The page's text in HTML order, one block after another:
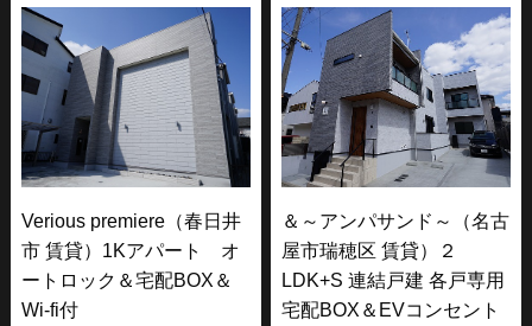
Verious premiere（春日井
市 賃貸）1Kアパート オ
ートロック＆宅配BOX＆
Wi-fi付
＆～アンパサンド～（名古
屋市瑞穂区 賃貸）２
LDK+S 連結戸建 各戸専用
宅配BOX＆EVコンセント